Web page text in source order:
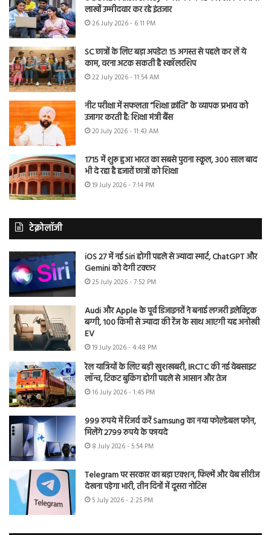
लाखों उम्मीदवार कर रहे इंतजार
26 July 2026 - 6:11 PM
SC छात्रों के लिए बड़ा अपडेट! 15 अगस्त से पहले कर लें ये
काम, वरना अटक सकती है स्कॉलरशिप
22 July 2026 - 11:54 AM
नीट परीक्षा में सफलता “शिक्षा क्रांति” के व्यापक प्रभाव को
उजागर करती है: शिक्षा मंत्री बैंस
20 July 2026 - 11:43 AM
1715 में शुरू हुआ भारत का सबसे पुराना स्कूल, 300 साल बाद
भी दे रहा है हजारों छात्रों को शिक्षा
19 July 2026 - 7:14 PM
टेक्नोलॉजी
iOS 27 में नई Siri होगी पहले से ज्यादा स्मार्ट, ChatGPT और
Gemini को देगी टक्कर
25 July 2026 - 7:52 PM
Audi और Apple के पूर्व डिजाइनरों ने बनाई लग्जरी इलेक्ट्रिक
बग्गी, 100 किमी से ज्यादा की रेंज के साथ आएगी यह अनोखी
EV
19 July 2026 - 4:48 PM
रेल यात्रियों के लिए बड़ी खुशखबरी, IRCTC की नई वेबसाइट
लॉन्च, टिकट बुकिंग होगी पहले से आसान और तेज
16 July 2026 - 1:45 PM
999 रुपये में रिजर्व करें Samsung का नया फोल्डेबल फोन,
मिलेंगे 2799 रुपये के फायदे
8 July 2026 - 5:54 PM
Telegram पर सरकार का बड़ा एक्शन, फिल्में और वेब सीरीज
देखना पड़ेगा भारी, तीन दिनों में दूसरा नोटिस
5 July 2026 - 2:25 PM